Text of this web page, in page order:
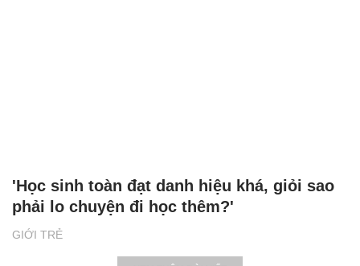
GIỚI TRẺ
'Học sinh toàn đạt danh hiệu khá, giỏi sao
phải lo chuyện đi học thêm?'